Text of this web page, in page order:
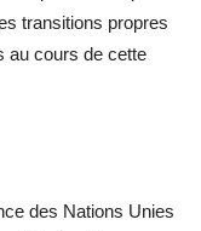
transitions propres
au cours de cette
des Nations Unies